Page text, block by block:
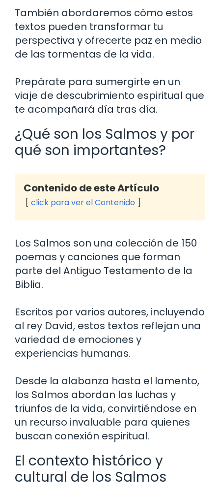
También abordaremos cómo estos
textos pueden transformar tu
perspectiva y ofrecerte paz en medio
de las tormentas de la vida.
Prepárate para sumergirte en un
viaje de descubrimiento espiritual que
te acompañará día tras día.
¿Qué son los Salmos y por
qué son importantes?
Contenido de este Artículo
click para ver el Contenido
Los Salmos son una colección de 150
poemas y canciones que forman
parte del Antiguo Testamento de la
Biblia.
Escritos por varios autores, incluyendo
al rey David, estos textos reflejan una
variedad de emociones y
experiencias humanas.
Desde la alabanza hasta el lamento,
los Salmos abordan las luchas y
triunfos de la vida, convirtiéndose en
un recurso invaluable para quienes
buscan conexión espiritual.
El contexto histórico y
cultural de los Salmos